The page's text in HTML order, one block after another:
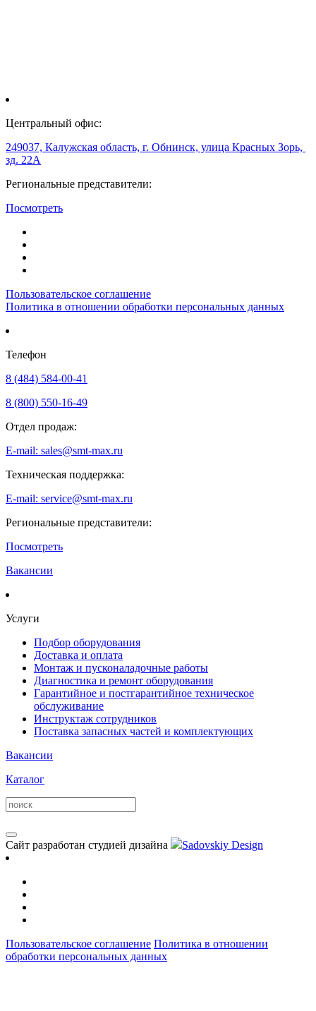
Центральный офис:
249037, Калужская область, г. Обнинск, улица Красных Зорь,
зд. 22А
Региональные представители:
Посмотреть
Пользовательское соглашение
Политика в отношении обработки персональных данных
Телефон
8 (484) 584-00-41
8 (800) 550-16-49
Отдел продаж:
E-mail: sales@smt-max.ru
Техническая поддержка:
E-mail: service@smt-max.ru
Региональные представители:
Посмотреть
Вакансии
Услуги
Подбор оборудования
Доставка и оплата
Монтаж и пусконаладочные работы
Диагностика и ремонт оборудования
Гарантийное и постгарантийное техническое
обслуживание
Инструктаж сотрудников
Поставка запасных частей и комплектующих
Вакансии
Каталог
Сайт разработан студией дизайна Sadovskiy Design
Пользовательское соглашение Политика в отношении
обработки персональных данных